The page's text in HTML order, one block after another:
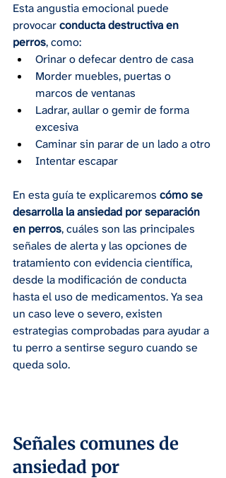
Esta angustia emocional puede
provocar conducta destructiva en
perros, como:
Orinar o defecar dentro de casa
Morder muebles, puertas o
marcos de ventanas
Ladrar, aullar o gemir de forma
excesiva
Caminar sin parar de un lado a otro
Intentar escapar
En esta guía te explicaremos cómo se
desarrolla la ansiedad por separación
en perros, cuáles son las principales
señales de alerta y las opciones de
tratamiento con evidencia científica,
desde la modificación de conducta
hasta el uso de medicamentos. Ya sea
un caso leve o severo, existen
estrategias comprobadas para ayudar a
tu perro a sentirse seguro cuando se
queda solo.
Señales comunes de
ansiedad por